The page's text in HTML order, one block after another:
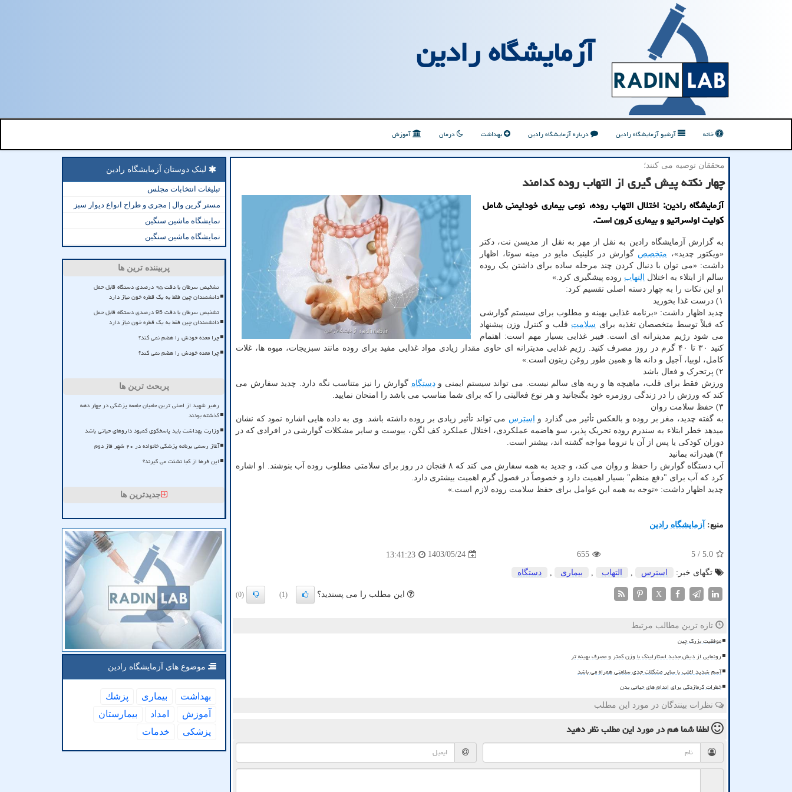
آزمایشگاه رادین
خانه آرشیو آزمایشگاه رادین درباره آزمایشگاه رادین بهداشت درمان آموزش
محققان توصیه می كنند؛
چهار نکته پیش گیری از التهاب روده کدامند
آزمایشگاه رادین: اختلال التهاب روده، نوعی بیماری خودایمنی شامل
کولیت اولسراتیو و بیماری کرون است.
به گزارش آزمایشگاه رادین به نقل از مهر به نقل از مدیسن نت، دکتر
«ویکتور چدید»، متخصص گوارش در کلینیک مایو در مینه سوتا، اظهار
داشت: «می توان با دنبال کردن چند مرحله ساده برای داشتن یک روده
سالم از ابتلاء به اختلال
التهاب روده پیشگیری کرد.»
او این نکات را به چهار دسته اصلی تقسیم کرد:
۱) درست غذا بخورید
چدید اظهار داشت: «برنامه غذایی بهینه و مطلوب برای سیستم گوارشی
که قبلاً توسط متخصصان تغذیه برای سلامت قلب و کنترل وزن پیشنهاد
می شود رژیم مدیترانه ای است. فیبر غذایی بسیار مهم است: اهتمام
کنید ۳۰ تا ۴۰ گرم در روز مصرف کنید. رژیم غذایی مدیترانه ای حاوی مقدار زیادی مواد غذایی مفید برای روده مانند سبزیجات، میوه ها، غلات
کامل، لوبیا، آجیل و دانه ها و همین طور روغن زیتون است.»
۲) پرتحرک و فعال باشد
ورزش فقط برای قلب، ماهیچه ها و ریه های سالم نیست. می تواند سیستم ایمنی ودستگاه گوارش را نیز متناسب نگه دارد. چدید سفارش می
کند که ورزش را در زندگی روزمره خود بگنجانید و هر نوع فعالیتی را که برای شما مناسب می باشد را امتحان نمایید.
۳) حفظ سلامت روان
به گفته چدید، مغز بر روده و بالعکس تأثیر می گذارد و
استرس می تواند تأثیر زیادی بر روده داشته باشد. وی به داده هایی اشاره نمود که نشان
میدهد خطر ابتلاء به سندرم روده تحریک پذیر، سو هاضمه عملکردی، اختلال عملکرد کف لگن، یبوست و سایر مشکلات گوارشی در افرادی که در
دوران کودکی یا پس از آن با تروما مواجه گشته اند، بیشتر است.
۴) هیدراته بمانید
آب دستگاه گوارش را حفظ و روان می کند، و چدید به همه سفارش می کند که ۸ فنجان در روز برای سلامتی مطلوب روده آب بنوشند. او اشاره
کرد که آب برای "دفع منظم" بسیار اهمیت دارد و خصوصاً در فصول گرم اهمیت بیشتری دارد.
چدید اظهار داشت: «توجه به همه این عوامل برای حفظ سلامت روده لازم است.»
منبع: آزمایشگاه رادین
5.0
/ 5
655
1403/05/24
13:41:23
تگهای خبر:
استرس التهاب بیماری دستگاه
X این مطلب را می پسندید؟ (1)
(0)
تازه ترین مطالب مرتبط
موفقیت بزرگ چین
رونمایی از دیش جدید استارلینک با وزن کمتر و مصرف بهینه تر
آسم شدید اغلب با سایر مشکلات جدی سلامتی همراه می باشد
خطرات گرمازدگی برای اندام های حیاتی بدن
نظرات بینندگان در مورد این مطلب
لطفا شما همدر مورد این مطلبنظر دهید
لینک دوستان آزمایشگاه رادین
تبلیغات انتخابات مجلس
مستر گرین وال | مجری و طراح انواع دیوار سبز
نمایشگاه ماشین سنگین
نمایشگاه ماشین سنگین
پربیننده ترین ها
تشخیص سرطان با دقت ۹۵ درصدی دستگاه قابل حمل
دانشمندان چین فقط به یک قطره خون نیاز دارد
تشخیص سرطان با دقت 95 درصدی دستگاه قابل حمل
دانشمندان چین فقط به یک قطره خون نیاز دارد
چرا معده خودش را هضم نمی کند؟
چرا معده خودش را هضم نمی کند؟
پربحث ترین ها
رهبر شهید از اصلی ترین حامیان جامعه پزشکی در چهار دهه
گذشته بودند
وزارت بهداشت باید پاسخگوی کمبود داروهای حیاتی باشد
آغاز رسمی برنامه پزشکی خانواده در ۲۰ شهر فاز دوم
این فرها از کجا نشئت می گیرند؟
جدیدترین ها
موضوع های آزمایشگاه رادین
بهداشت بیماری
پزشك
آموزش
امداد
بیمارستان
پزشكی
خدمات